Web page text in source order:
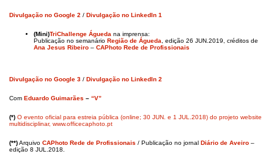
Divulgação no Google 2 / Divulgação no LinkedIn 1
(Mini)TriChallenge Águeda na imprensa:
Publicação no semanário Região de Águeda , edição 26 JUN.2019, créditos de
Ana Jesus Ribeiro – CAPhoto Rede de Profissionais
Divulgação no Google 3 / Divulgação no LinkedIn 2
Com Eduardo Guimarães – “V”
(*) O evento oficial para estreia pública (online; 30 JUN. e 1 JUL.2018) do projeto website
multidisciplinar, www.officecaphoto.pt
(**)Arquivo CAPhoto Rede de Profissionais / Publicação no jornal Diário de Aveiro –
edição 8 JUL.2018.